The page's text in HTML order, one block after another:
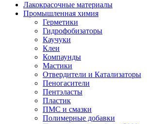
Лакокрасочные материалы
Промышленная химия
Герметики
Гидрофобизаторы
Каучуки
Клеи
Компаунды
Мастики
Отвердители и Катализаторы
Пеногасители
Пентэласты
Пластик
ПМС и смазки
Полимерные добавки